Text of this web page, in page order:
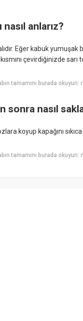
anlarız?
Eğer kabuk
çevirdiğinizde
tamamını burada okuyun:
sonra nasıl
koyup kapağını
tamamını burada